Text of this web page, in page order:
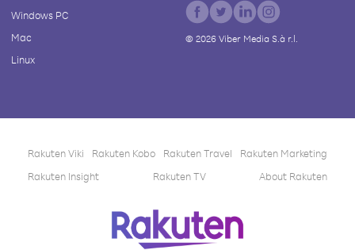
Windows PC
Mac
Linux
© 2026Viber Media S.à r.l.
Rakuten Viki Rakuten Kobo Rakuten Travel
Rakuten Marketing
Rakuten Insight
Rakuten TV About Rakuten